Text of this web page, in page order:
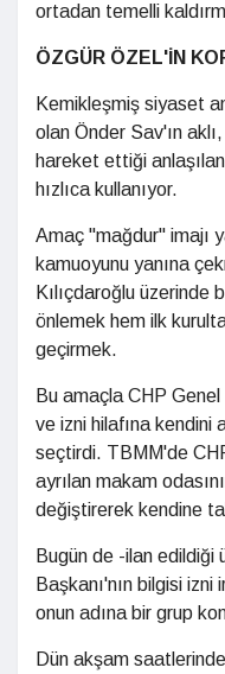
ortadan temelli
ÖZGÜR ÖZEL'İN
Kemikleşmiş siyaset
olan Önder Sav'ın
hareket ettiği
hızlıca kullanıyor.
Amaç "mağdur" imajı
kamuoyunu yanına
Kılıçdaroğlu üzerinde
önlemek hem ilk
geçirmek.
Bu amaçla CHP Genel
ve izni hilafına kendini
seçtirdi. TBMM'de
ayrılan makam
değiştirerek kendine
Bugün de -ilan edildiği
Başkanı'nın bilgisi
onun adına bir grup
Dün akşam